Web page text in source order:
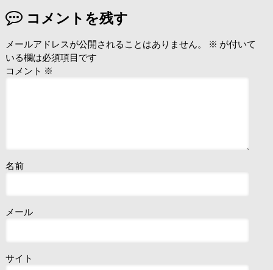
コメントを残す
メールアドレスが公開されることはありません。 ※ が付いて
いる欄は必須項目です
コメント ※
名前
メール
サイト